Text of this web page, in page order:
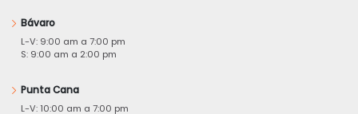
Bávaro
L-V: 9:00 am a 7:00 pm
S: 9:00 am a 2:00 pm
Punta Cana
L-V: 10:00 am a 7:00 pm